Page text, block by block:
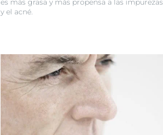
es más grasa y más propensa a las impurezas
y el acné.